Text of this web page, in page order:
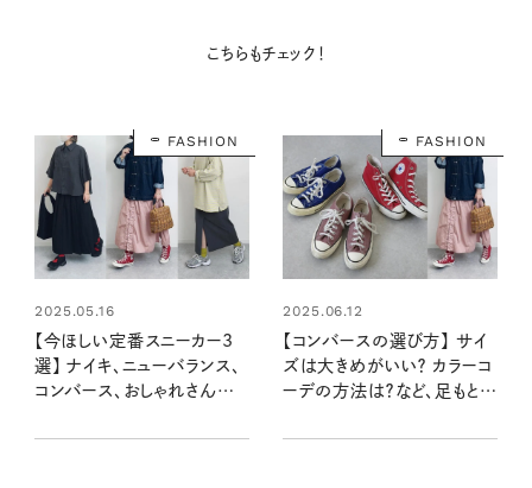
こちらもチェック！
FASHION
2025.05.16
【今ほしい定番スニーカー3
選】 ナイキ、ニューバランス、
コンバース、おしゃれさんはど
FASHION
2025.06.12
【コンバースの選び方】 サイ
ズは大きめがいい？ カラーコ
ーデの方法は？など、足もとお
た！